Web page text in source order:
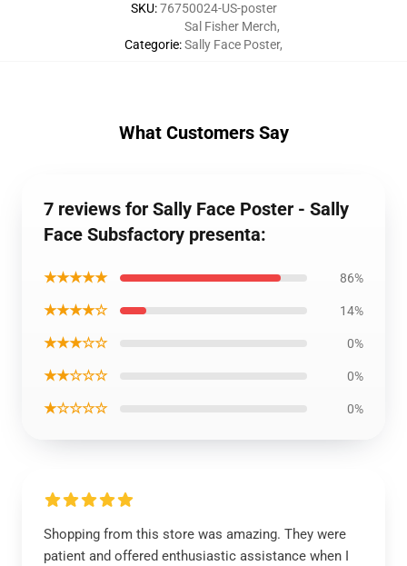
SKU:76750024-US-poster
Categorie:
Sal Fisher Merch,
Sally Face Poster,
What Customers Say
7 reviews for Sally Face Poster - Sally
Face Subsfactory presenta:
★★★★★ 86%
★★★★☆ 14%
★★★☆☆ 0%
★★☆☆☆ 0%
★☆☆☆☆ 0%
Shopping from this store was amazing. They were
patient and offered enthusiastic assistance when I